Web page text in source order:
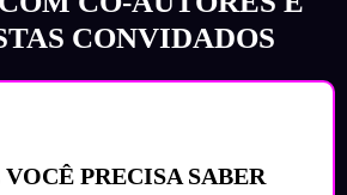
CONVIDADOS
PRECISA SABER